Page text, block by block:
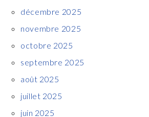
décembre 2025
novembre 2025
octobre 2025
septembre 2025
août 2025
juillet 2025
juin 2025